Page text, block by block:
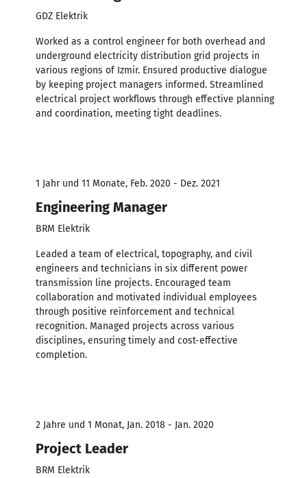
GDZ Elektrik
Worked as a control engineer for both overhead and
underground electricity distribution grid projects in
various regions of Izmir. Ensured productive dialogue
by keeping project managers informed. Streamlined
electrical project workflows through effective planning
and coordination, meeting tight deadlines.
1 Jahr und 11 Monate, Feb. 2020 - Dez. 2021
Engineering Manager
BRM Elektrik
Leaded a team of electrical, topography, and civil
engineers and technicians in six different power
transmission line projects. Encouraged team
collaboration and motivated individual employees
through positive reinforcement and technical
recognition. Managed projects across various
disciplines, ensuring timely and cost-effective
completion.
2 Jahre und 1 Monat, Jan. 2018 - Jan. 2020
Project Leader
BRM Elektrik